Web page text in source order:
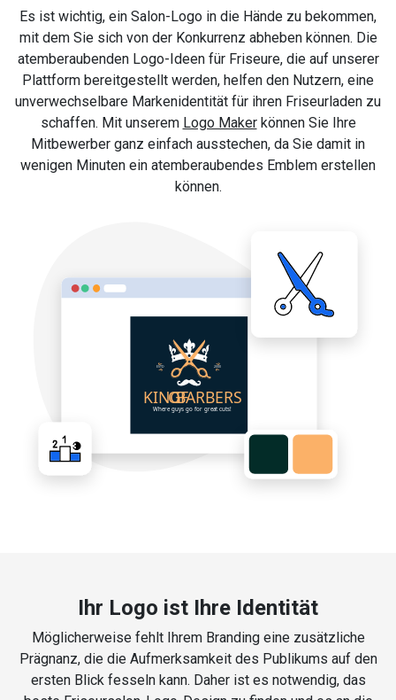
Es ist wichtig, ein Salon-Logo in die Hände zu bekommen,
mit dem Sie sich von der Konkurrenz abheben können. Die
atemberaubenden Logo-Ideen für Friseure, die auf unserer
Plattform bereitgestellt werden, helfen den Nutzern, eine
unverwechselbare Markenidentität für ihren Friseurladen zu
schaffen. Mit unserem Logo Makerkönnen Sie Ihre
Mitbewerber ganz einfach ausstechen, da Sie damit in
wenigen Minuten ein atemberaubendes Emblem erstellen
können.
Ihr Logo ist Ihre Identität
Möglicherweise fehlt Ihrem Branding eine zusätzliche
Prägnanz, die die Aufmerksamkeit des Publikums auf den
ersten Blick fesseln kann. Daher ist es notwendig, das